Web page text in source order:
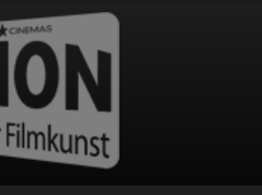
Cookie Einstellungen